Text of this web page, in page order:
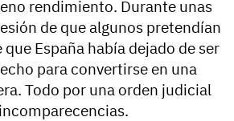
rendimiento. Durante unas
de que algunos pretendían
España había dejado de ser
para convertirse en una
Todo por una orden judicial